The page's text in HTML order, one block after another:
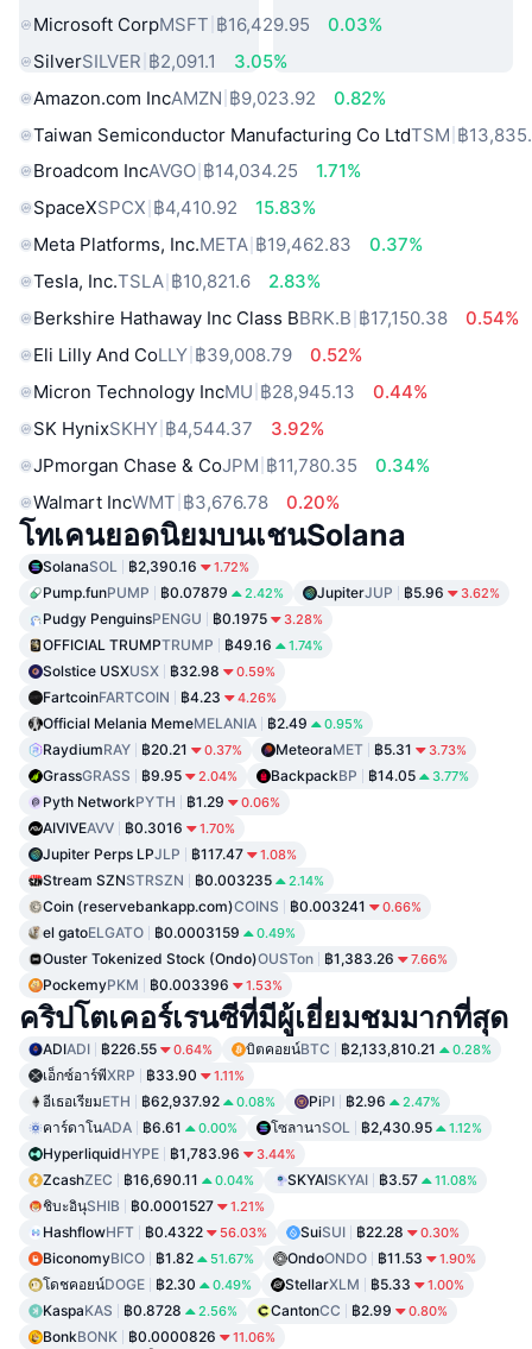
Microsoft CorpMSFT ฿16,429.95
0.03%
SilverSILVER ฿2,091.1
3.05%
Amazon.com IncAMZN ฿9,023.92
0.82%
Taiwan Semiconductor Manufacturing Co LtdTSM ฿
Broadcom IncAVGO ฿14,034.25
1.71%
SpaceXSPCX ฿4,410.92
15.83%
Meta Platforms, Inc.META ฿19,462.83
0.37%
Tesla, Inc.TSLA ฿10,821.6
2.83%
Berkshire Hathaway Inc Class BBRK.B ฿17,150.38
0.54%
Eli Lilly And CoLLY ฿39,008.79
0.52%
Micron Technology IncMU ฿28,945.13
0.44%
SK HynixSKHY ฿4,544.37
3.92%
JPmorgan Chase & CoJPM ฿11,780.35
0.34%
Walmart IncWMT ฿3,676.78 0.20%
โทเคนยอดนิยมบนเชนSolana
SolanaSOL ฿2,390.16 1.72%
Pump.funPUMP ฿0.07879 2.42% JupiterJUP ฿5.96 3.62%
Pudgy PenguinsPENGU ฿0.1975 3.28%
OFFICIAL TRUMPTRUMP ฿49.16 1.74%
Solstice USXUSX ฿32.98 0.59%
FartcoinFARTCOIN ฿4.23 4.26%
Official Melania MemeMELANIA ฿2.49 0.95%
RaydiumRAY ฿20.21 0.37% MeteoraMET ฿5.31 3.73%
GrassGRASS ฿9.95 2.04% BackpackBP ฿14.05 3.77%
Pyth NetworkPYTH ฿1.29 0.06%
AIVIVEAVV ฿0.3016 1.70%
Jupiter Perps LPJLP ฿117.47 1.08%
Stream SZNSTRSZN ฿0.003235 2.14%
Coin (reservebankapp.com)COINS ฿0.003241 0.66%
el gatoELGATO ฿0.0003159 0.49%
Ouster Tokenized Stock (Ondo)OUSTon ฿1,383.26 7.66%
PockemyPKM ฿0.003396 1.53%
คริปโตเคอร์เรนซีที่มีผู้เยี่ยมชมมากที่สุด
ADIADI ฿226.55 0.64% บิตคอยน์BTC ฿2,133,810.21 0.28%
เอ็กซ์อาร์พีXRP ฿33.90 1.11%
อีเธอเรียมETH ฿62,937.92 0.08% PiPI ฿2.96 2.47%
คาร์ดาโนADA ฿6.61 0.00% โซลานาSOL ฿2,430.95 1.12%
HyperliquidHYPE ฿1,783.96 3.44%
ZcashZEC ฿16,690.11 0.04% SKYAISKYAI ฿3.57 11.08%
ชิบะอินุSHIB ฿0.0001527 1.21%
HashflowHFT ฿0.4322 56.03% SuiSUI ฿22.28 0.30%
BiconomyBICO ฿1.82 51.67% OndoONDO ฿11.53 1.90%
โดชคอยน์DOGE ฿2.30 0.49% StellarXLM ฿5.33 1.00%
KaspaKAS ฿0.8728 2.56% CantonCC ฿2.99 0.80%
BonkBONK ฿0.0000826 11.06%